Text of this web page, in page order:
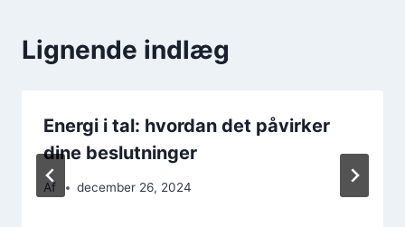
Lignende indlæg
Energi i tal: hvordan det påvirker
dine beslutninger
Af december 26, 2024